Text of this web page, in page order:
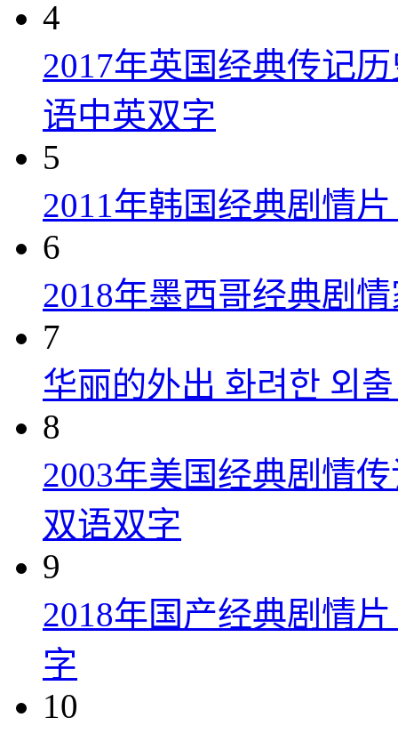
4
2017年英国经典传记
语中英双字
5
2011年韩国经典剧情
6
2018年墨西哥经典剧
7
华丽的外出 화려한 외
8
2003年美国经典剧情
双语双字
9
2018年国产经典剧情
字
10